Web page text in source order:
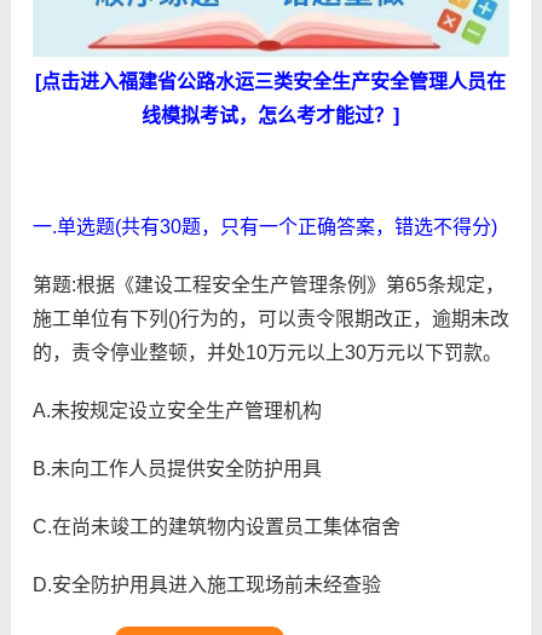
[点击进入福建省公路水运三类安全生产安全管理人员在
线模拟考试，怎么考才能过？]
一.单选题(共有30题，只有一个正确答案，错选不得分)
第题:根据《建设工程安全生产管理条例》第65条规定，
施工单位有下列()行为的，可以责令限期改正，逾期未改
的，责令停业整顿，并处10万元以上30万元以下罚款。
A.未按规定设立安全生产管理机构
B.未向工作人员提供安全防护用具
C.在尚未竣工的建筑物内设置员工集体宿舍
D.安全防护用具进入施工现场前未经查验